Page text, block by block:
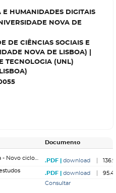
E HUMANIDADES DIGITAIS
NIVERSIDADE NOVA DE
DE CIÊNCIAS SOCIAIS E
NOVA DE LISBOA) |
TECNOLOGIA (UNL)
Documento
download
download
95.4
Consultar